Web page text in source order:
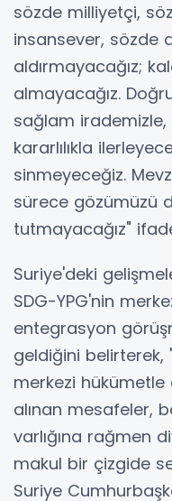
sözde milliyetçi,
insansever, sözde
aldırmayacağız;
almayacağız.
sağlam irademizle,
kararlılıkla
sinmeyeceğiz.
sürece gözümüzü
tutmayacağız"
Suriye'deki
SDG-YPG'nin
entegrasyon
geldiğini belirterek,
merkezi
alınan mesafeler,
varlığına rağmen
makul bir çizgide
Suriye